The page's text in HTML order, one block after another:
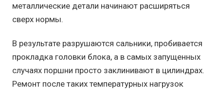
металлические детали начинают расширяться
сверх нормы.
В результате разрушаются сальники, пробивается
прокладка головки блока, а в самых запущенных
случаях поршни просто заклинивают в цилиндрах.
Ремонт после таких температурных нагрузок